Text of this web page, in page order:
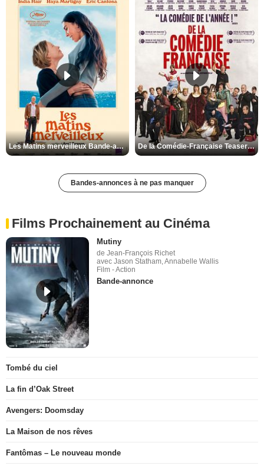
Les Matins merveilleux Bande-annonce VF De la Comédie-Française Teaser VF
Bandes-annonces à ne pas manquer
Films Prochainement au Cinéma
Mutiny
de Jean-François Richet
avec Jason Statham, Annabelle Wallis
Film - Action
Bande-annonce
Tombé du ciel
La fin d’Oak Street
Avengers: Doomsday
La Maison de nos rêves
Fantômas – Le nouveau monde